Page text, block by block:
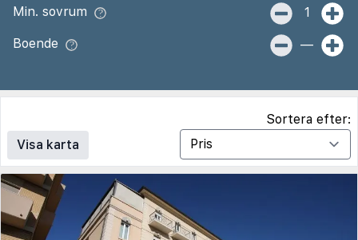
Min. sovrum 1
Boende —
Visa karta
Sortera efter: